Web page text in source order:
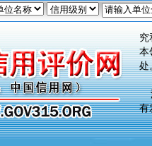
加
究
本
处
没
有
没